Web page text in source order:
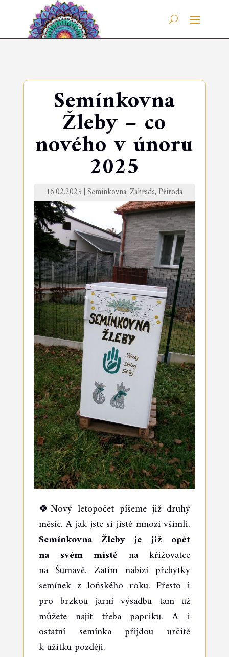
Semínkovna
Žleby – co
nového v únoru
2025
16.02.2025|Semínkovna,Zahrada, Příroda
🍀Nový letopočet píšeme již druhý
měsíc. A jak jste si jistě mnozí všimli,
Semínkovna Žleby je již opět
na svém místě na křižovatce
na Šumavě. Zatím nabízí přebytky
semínek z loňského roku. Přesto i
pro brzkou jarní výsadbu tam už
můžete najít třeba papriku. A i
ostatní semínka přijdou určitě
k užitku později.